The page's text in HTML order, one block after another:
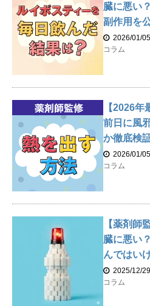
臓に悪い
副作用を
2026/01/05
コラム
【2026
前日に風
か徹底検
2026/01/05
コラム
【薬剤師
臓に悪い
んではい
2025/12/29
コラム